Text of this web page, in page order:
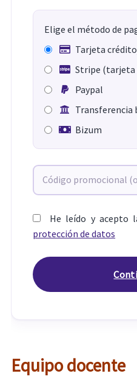
Elige el método de
Tarjeta
Stripe
Paypal
Transferencia
Bizum
He leído y acepto
protección de datos
Equipo docente